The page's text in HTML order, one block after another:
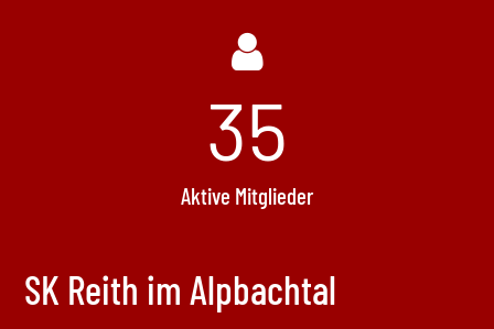
35
Aktive Mitglieder
SK Reith im Alpbachtal